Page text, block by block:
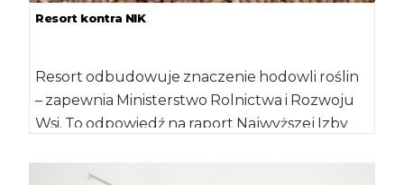
Resort kontra NIK
Resort odbudowuje znaczenie hodowli roślin
– zapewnia Ministerstwo Rolnictwa i Rozwoju
Wsi. To odpowiedź na raport Najwyższej Izby